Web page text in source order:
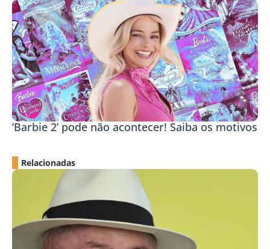
‘Barbie 2’ pode não acontecer! Saiba os motivos
Relacionadas